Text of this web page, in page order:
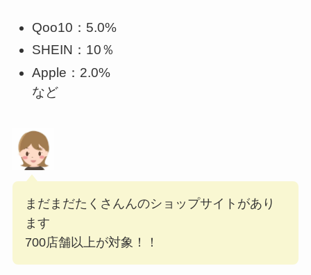
Qoo10：5.0%
SHEIN：10％
Apple：2.0%
など
まだまだたくさんんのショップサイトがあり
ます
700店舗以上が対象！！